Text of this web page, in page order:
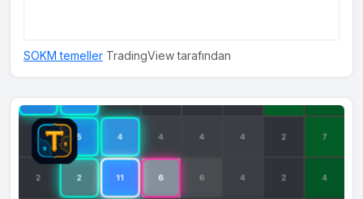
SOKM temeller TradingView tarafından